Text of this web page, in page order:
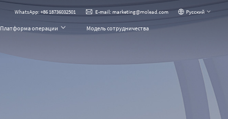
WhatsApp: +86 18736032501 E-mail: marketing@molead.com Pусский
Платформа операции Модель сотрудничества